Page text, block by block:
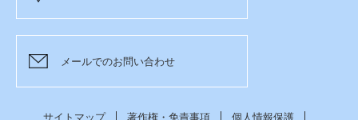
メールでのお問い合わせ
サイトマップ 著作権・免責事項 個人情報保護